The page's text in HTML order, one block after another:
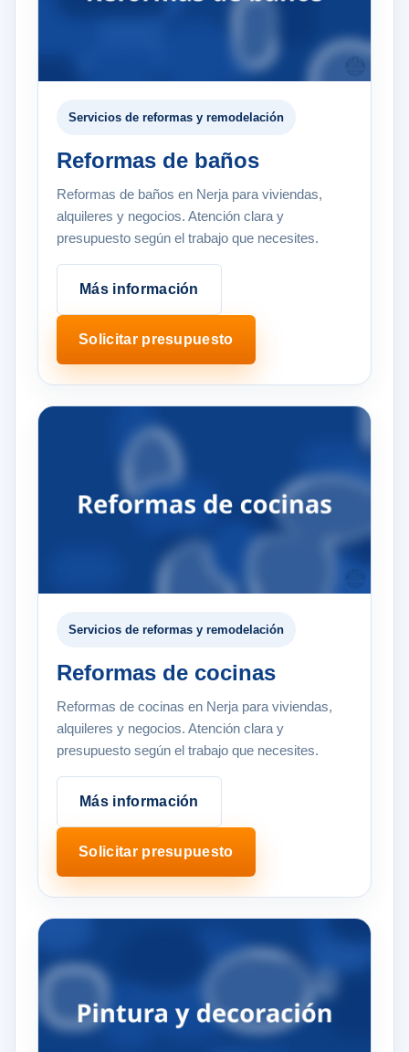
Servicios de reformas y remodelación
Reformas de baños
Reformas de baños en Nerja para viviendas,
alquileres y negocios. Atención clara y
presupuesto según el trabajo que necesites.
Más información
Solicitar presupuesto
Servicios de reformas y remodelación
Reformas de cocinas
Reformas de cocinas en Nerja para viviendas,
alquileres y negocios. Atención clara y
presupuesto según el trabajo que necesites.
Más información
Solicitar presupuesto